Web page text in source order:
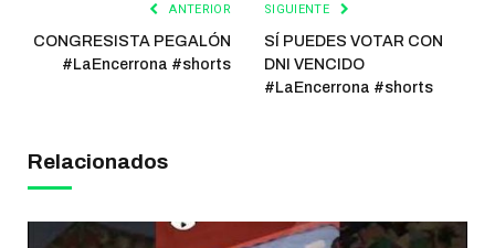
ANTERIOR
CONGRESISTA PEGALÓN
#LaEncerrona #shorts
SIGUIENTE
SÍ PUEDES VOTAR CON
DNI VENCIDO
#LaEncerrona #shorts
Relacionados